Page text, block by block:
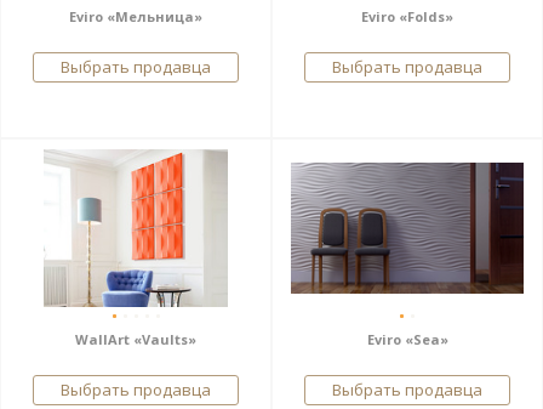
Eviro «Мельница»
Выбрать продавца
Eviro «Folds»
Выбрать продавца
WallArt «Vaults»
Выбрать продавца
Eviro «Sea»
Выбрать продавца